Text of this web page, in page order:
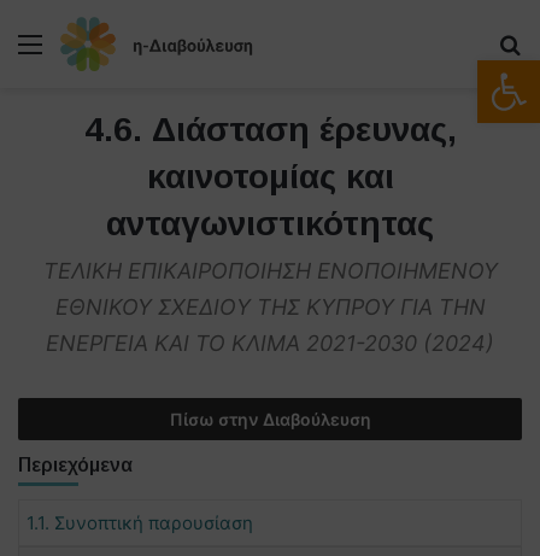
Μενού
4.6. Διάσταση έρευνας,
καινοτομίας και
ανταγωνιστικότητας
ΤΕΛΙΚΗ ΕΠΙΚΑΙΡΟΠΟΙΗΣΗ ΕΝΟΠΟΙΗΜΕΝΟΥ
ΕΘΝΙΚΟΥ ΣΧΕΔΙΟY ΤΗΣ ΚΥΠΡΟΥ ΓΙΑ ΤΗΝ
ΕΝΕΡΓΕΙΑ ΚΑΙ ΤΟ ΚΛΙΜΑ 2021-2030 (2024)
Πίσω στην Διαβούλευση
Περιεχόμενα
1.1. Συνοπτική παρουσίαση